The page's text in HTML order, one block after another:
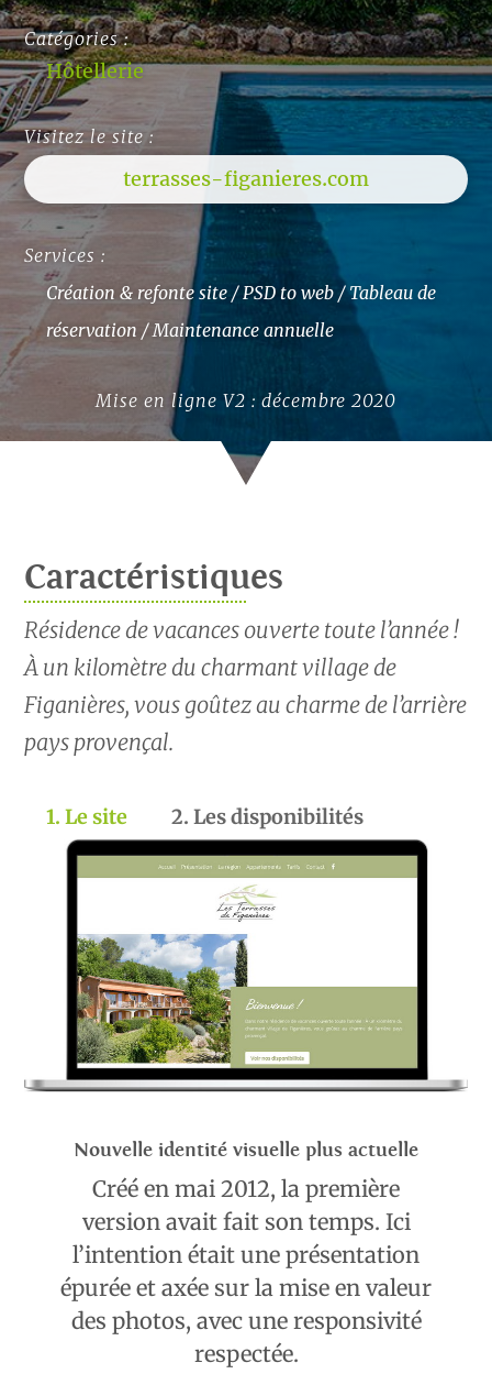
Catégories :
Hôtellerie
Visitez le site :
terrasses-figanieres.com
Services :
Création & refonte site / PSD to web / Tableau de
réservation / Maintenance annuelle
Mise en ligne V2 : décembre 2020
Caractéristiques
Résidence de vacances ouverte toute l’année !
À un kilomètre du charmant village de
Figanières, vous goûtez au charme de l’arrière
pays provençal.
1. Le site 2. Les disponibilités
Nouvelle identité visuelle plus actuelle
Créé en mai 2012, la première
version avait fait son temps. Ici
l’intention était une présentation
épurée et axée sur la mise en valeur
des photos, avec une responsivité
respectée.